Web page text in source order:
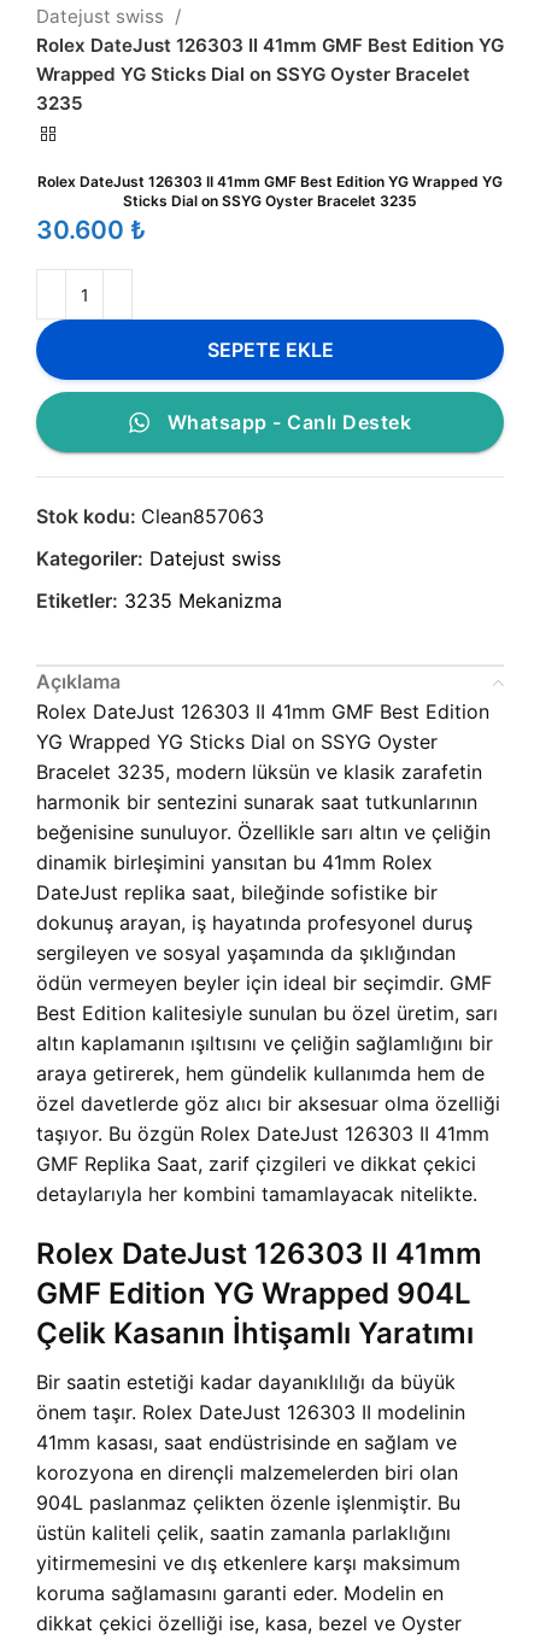
Datejust swiss
Rolex DateJust 126303 II 41mm GMF Best Edition YG
Wrapped YG Sticks Dial on SSYG Oyster Bracelet
3235
Rolex DateJust 126303 II 41mm GMF Best Edition YG Wrapped YG
Sticks Dial on SSYG Oyster Bracelet 3235
₺
SEPETE EKLE
Whatsapp - Canlı Destek
Stok kodu: Clean857063
Kategoriler: Datejust swiss
Etiketler: 3235 Mekanizma
Açıklama
Rolex DateJust 126303 II 41mm GMF Best Edition
YG Wrapped YG Sticks Dial on SSYG Oyster
Bracelet 3235, modern lüksün ve klasik zarafetin
harmonik bir sentezini sunarak saat tutkunlarının
beğenisine sunuluyor. Özellikle sarı altın ve çeliğin
dinamik birleşimini yansıtan bu 41mm Rolex
DateJust replika saat, bileğinde sofistike bir
dokunuş arayan, iş hayatında profesyonel duruş
sergileyen ve sosyal yaşamında da şıklığından
ödün vermeyen beyler için ideal bir seçimdir. GMF
Best Edition kalitesiyle sunulan bu özel üretim, sarı
altın kaplamanın ışıltısını ve çeliğin sağlamlığını bir
araya getirerek, hem gündelik kullanımda hem de
özel davetlerde göz alıcı bir aksesuar olma özelliği
taşıyor. Bu özgün Rolex DateJust 126303 II 41mm
GMF Replika Saat, zarif çizgileri ve dikkat çekici
detaylarıyla her kombini tamamlayacak nitelikte.
Rolex DateJust 126303 II 41mm
GMF Edition YG Wrapped 904L
Çelik Kasanın İhtişamlı Yaratımı
Bir saatin estetiği kadar dayanıklılığı da büyük
önem taşır. Rolex DateJust 126303 II modelinin
41mm kasası, saat endüstrisinde en sağlam ve
korozyona en dirençli malzemelerden biri olan
904L paslanmaz çelikten özenle işlenmiştir. Bu
üstün kaliteli çelik, saatin zamanla parlaklığını
yitirmemesini ve dış etkenlere karşı maksimum
koruma sağlamasını garanti eder. Modelin en
dikkat çekici özelliği ise, kasa, bezel ve Oyster